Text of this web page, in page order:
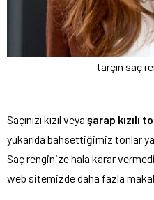
tarçın saç
Saçınızı kızıl veya şarap kızılı
yukarıda bahsettiğimiz tonlar
Saç renginize hala karar
web sitemizde daha fazla